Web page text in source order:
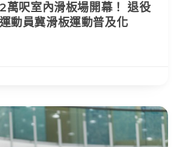
萬呎室內滑板場開幕！ 退役
動員冀滑板運動普及化